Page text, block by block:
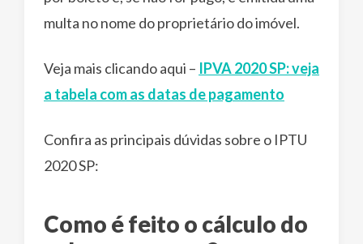
multa no nome do proprietário do imóvel.
Veja mais clicando aqui – IPVA 2020 SP: veja
a tabela com as datas de pagamento
Confira as principais dúvidas sobre o IPTU
2020 SP:
Como é feito o cálculo do